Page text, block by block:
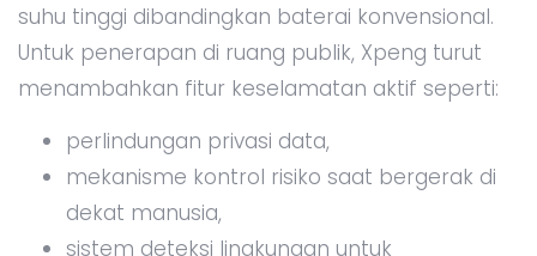
suhu tinggi dibandingkan baterai konvensional.
Untuk penerapan di ruang publik, Xpeng turut
menambahkan fitur keselamatan aktif seperti:
perlindungan privasi data,
mekanisme kontrol risiko saat bergerak di
dekat manusia,
sistem deteksi lingkungan untuk